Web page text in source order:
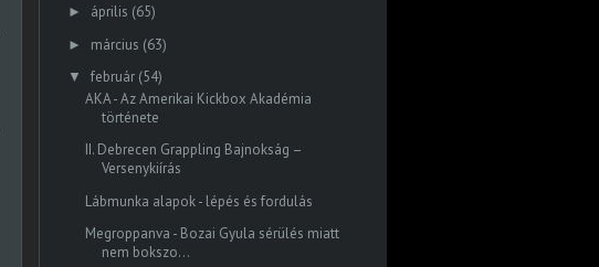
► április (65)
► március (63)
▼ február (54)
AKA - Az Amerikai Kickbox Akadémia
története
II. Debrecen Grappling Bajnokság –
Versenykiírás
Lábmunka alapok - lépés és fordulás
Megroppanva - Bozai Gyula sérülés miatt
nem bokszo...